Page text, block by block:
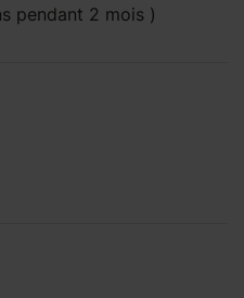
pendant 2 mois )